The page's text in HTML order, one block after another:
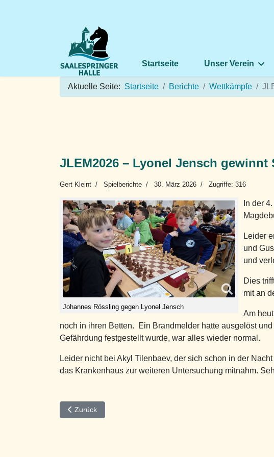
Startseite Unser Verein
Aktuelle Seite: Startseite Berichte Wettkämpfe
JLEM2026 – Lyonel Jensch gewinnt
Gert Kleint Spielberichte 30. März 2026 Zugriffe: 316
Johannes Rössling gegen Lyonel Jensch
In der
Leider
und
und
Dies
mit an
Am
noch in ihren Betten. Ein Brandmelder hatte ausgelöst
Gefährdung festgestellt wurde, war alles wieder normal.
Leider nicht bei Akyl Tilenbaev, der sich schon in der
das Krankenhaus zur weiteren Untersuchung mitnahm.
Vorheriger Beitrag: JLEM 2026 - 4 Medaillen für Saalespringer
Zurück